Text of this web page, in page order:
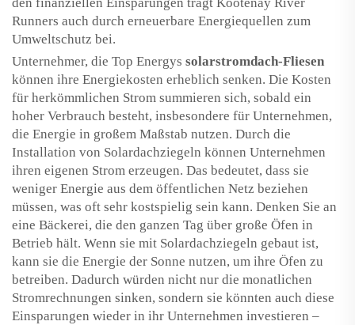
Runners auch durch erneuerbare Energiequellen zum
Umweltschutz bei.
Unternehmer, die Top Energys solarstromdach-Fliesen
können ihre Energiekosten erheblich senken. Die Kosten
für herkömmlichen Strom summieren sich, sobald ein
hoher Verbrauch besteht, insbesondere für Unternehmen,
die Energie in großem Maßstab nutzen. Durch die
Installation von Solardachziegeln können Unternehmen
ihren eigenen Strom erzeugen. Das bedeutet, dass sie
weniger Energie aus dem öffentlichen Netz beziehen
müssen, was oft sehr kostspielig sein kann. Denken Sie an
eine Bäckerei, die den ganzen Tag über große Öfen in
Betrieb hält. Wenn sie mit Solardachziegeln gebaut ist,
kann sie die Energie der Sonne nutzen, um ihre Öfen zu
betreiben. Dadurch würden nicht nur die monatlichen
Stromrechnungen sinken, sondern sie könnten auch diese
Einsparungen wieder in ihr Unternehmen investieren –